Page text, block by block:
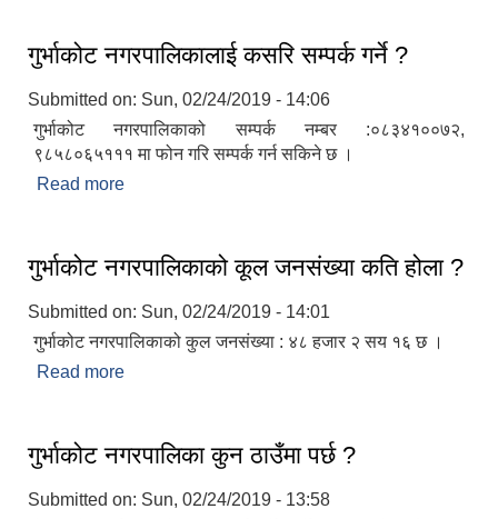
गुर्भाकोट नगरपालिकालाई कसरि सम्पर्क गर्ने ?
Submitted on: Sun, 02/24/2019 - 14:06
गुर्भाकोट नगरपालिकाको सम्पर्क नम्बर :०८३४१००७२,
९८५८०६५१११ मा फोन गरि सम्पर्क गर्न सकिने छ ।
Read more
गुर्भाकोट नगरपालिकाको कूल जनसंख्या कति होला ?
Submitted on: Sun, 02/24/2019 - 14:01
गुर्भाकोट नगरपालिकाको कुल जनसंख्या : ४८ हजार २ सय १६ छ ।
Read more
गुर्भाकोट नगरपालिका कुन ठाउँमा पर्छ ?
Submitted on: Sun, 02/24/2019 - 13:58